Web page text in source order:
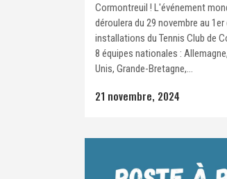
Cormontreuil ! L'événement
déroulera du 29 novembre au
installations du Tennis Club de
8 équipes nationales :
Unis, Grande-Bretagne,...
21 novembre, 2024